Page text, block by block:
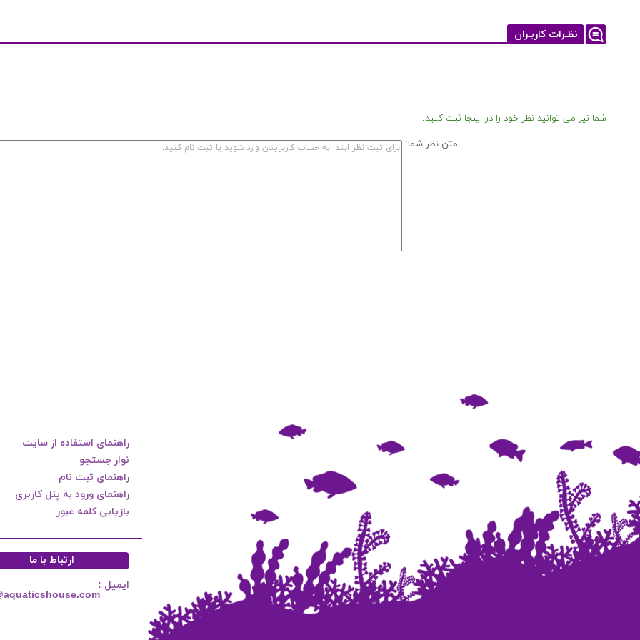
نظـرات کاربـران
شما نیز می توانید نظر خود را در اینجا ثبت کنید.
متن نظر شما:
راهنمای استفاده از سایت
نوار جستجو
راهنمای ثبت نام
راهنمای ورود به پنل کاربری
بازیابی کلمه عبور
ارتباط با ما
ایمیل :